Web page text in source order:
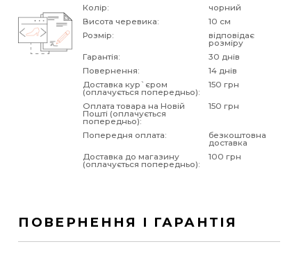
Колір:
чорний
Висота черевика:
10 см
Розмір:
відповідає
розміру
Гарантія:
30 днів
Повернення:
14 днів
Доставка кур`єром
(оплачується попередньо):
150 грн
Оплата товара на Новій
Пошті (оплачується
попередньо):
150 грн
Попередня оплата: безкоштовна
доставка
Доставка до магазину
(оплачується попередньо):
100 грн
ПОВЕРНЕННЯ І ГАРАНТІЯ